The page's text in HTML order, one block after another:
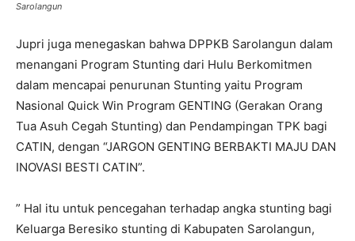
Sarolangun
Jupri juga menegaskan bahwa DPPKB Sarolangun dalam
menangani Program Stunting dari Hulu Berkomitmen
dalam mencapai penurunan Stunting yaitu Program
Nasional Quick Win Program GENTING (Gerakan Orang
Tua Asuh Cegah Stunting) dan Pendampingan TPK bagi
CATIN, dengan “JARGON GENTING BERBAKTI MAJU DAN
INOVASI BESTI CATIN”.
” Hal itu untuk pencegahan terhadap angka stunting bagi
Keluarga Beresiko stunting di Kabupaten Sarolangun,